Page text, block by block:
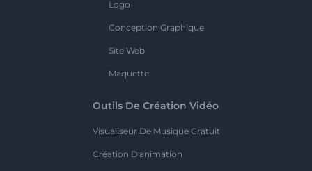
Logo
Conception Graphique
Site Web
Maquette
Outils De Création Vidéo
Visualiseur De Musique Gratuit
Création D'animation